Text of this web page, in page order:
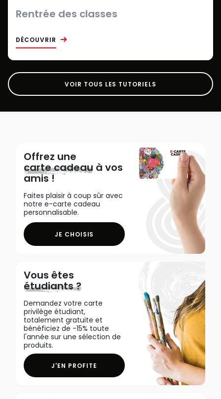
Rentrée des classes
DÉCOUVRIR
VOIR TOUS LES TUTORIELS
Offrez une
carte cadeau à vos
amis !
Faites plaisir à coup sûr avec
notre e-carte cadeau
personnalisable.
JE CHOISIS
Vous êtes
étudiants ?
Demandez votre carte
privilège étudiant,
totalement gratuite et
bénéficiez de -15% toute
l'année sur une sélection de
produits.
J'EN PROFITE